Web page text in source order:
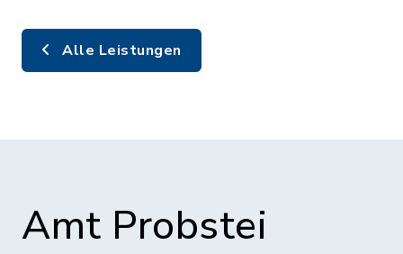
Alle Leistungen
Amt Probstei